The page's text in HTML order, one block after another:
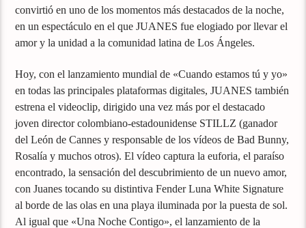
convirtió en uno de los momentos más destacados de la noche,
en un espectáculo en el que JUANES fue elogiado por llevar el
amor y la unidad a la comunidad latina de Los Ángeles.
Hoy, con el lanzamiento mundial de «Cuando estamos tú y yo»
en todas las principales plataformas digitales, JUANES también
estrena el videoclip, dirigido una vez más por el destacado
joven director colombiano-estadounidense STILLZ (ganador
del León de Cannes y responsable de los vídeos de Bad Bunny,
Rosalía y muchos otros). El vídeo captura la euforia, el paraíso
encontrado, la sensación del descubrimiento de un nuevo amor,
con Juanes tocando su distintiva Fender Luna White Signature
al borde de las olas en una playa iluminada por la puesta de sol.
Al igual que «Una Noche Contigo», el lanzamiento de la